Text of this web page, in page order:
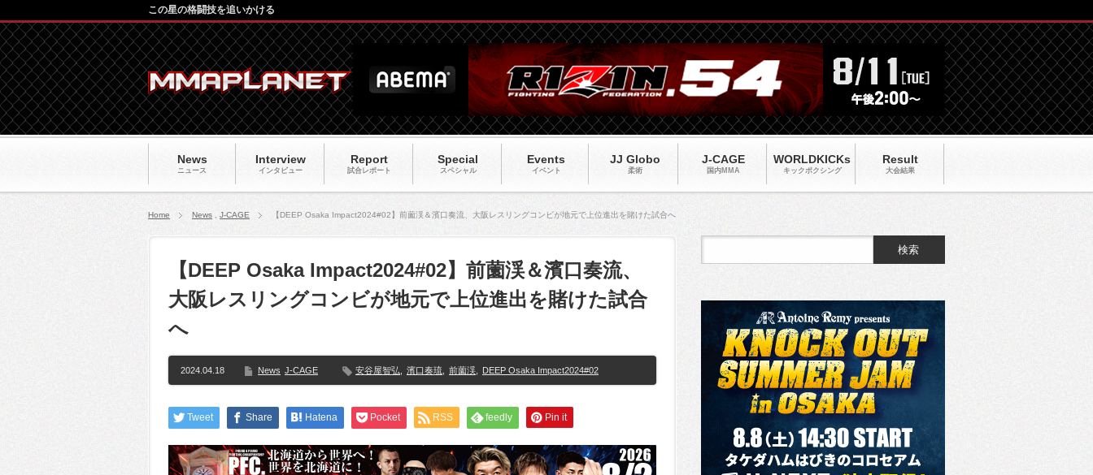
News
ニュース
Interview
インタビュー
Report
試合レポート
Special
スペシャル
Events
イベント
JJ Globo
柔術
J-CAGE
国内MMA
WORLDKICKs
キックポクシング
Result
大会結果
この星の格闘技を追いかける
Home News J-CAGE 【DEEP Osaka Impact2024#02】前薗渓＆濱口奏流、大阪レスリングコンビが地元で上位進出を賭けた試合へ
【DEEP Osaka Impact2024#02】前薗渓＆濱口奏流、
大阪レスリングコンビが地元で上位進出を賭けた試合
へ
2024.04.18 News J-CAGE 安谷屋智弘 濱口奏琉 前薗渓 DEEP Osaka Impact2024#02
Tweet Share Hatena Pocket RSS feedly Pin it